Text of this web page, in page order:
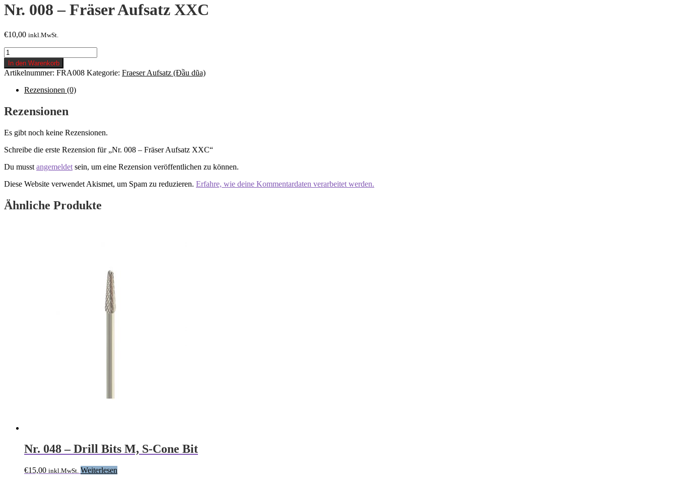
Nr. 008 – Fräser Aufsatz XXC
€10,00 inkl.MwSt.
Nr.
008
-
Fräser
Aufsatz
Menge
In den Warenkorb
Artikelnummer: FRA008 Kategorie: Fraeser Aufsatz (Đầu dũa)
Rezensionen (0)
Rezensionen
Es gibt noch keine Rezensionen.
Schreibe die erste Rezension für „Nr. 008 – Fräser Aufsatz XXC“
Du musst angemeldet sein, um eine Rezension veröffentlichen zu können.
Diese Website verwendet Akismet, um Spam zu reduzieren. Erfahre, wie deine Kommentardaten verarbeitet werden.
Ähnliche Produkte
Nr. 048 – Drill Bits M, S-Cone Bit
€15,00 inkl.MwSt. Weiterlesen